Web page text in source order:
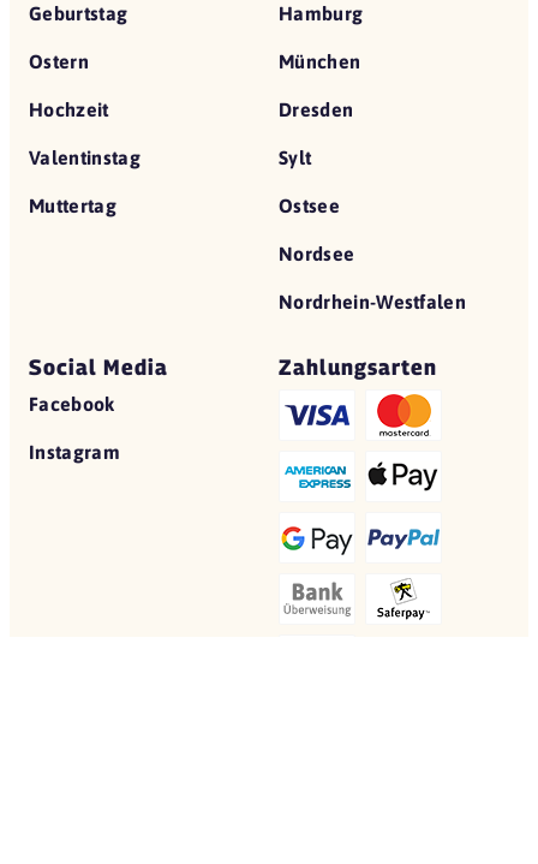
Geburtstag
Ostern
Hochzeit
Valentinstag
Muttertag
Hamburg
München
Dresden
Sylt
Ostsee
Nordsee
Nordrhein-Westfalen
Social Media
Facebook
Instagram
Zahlungsarten